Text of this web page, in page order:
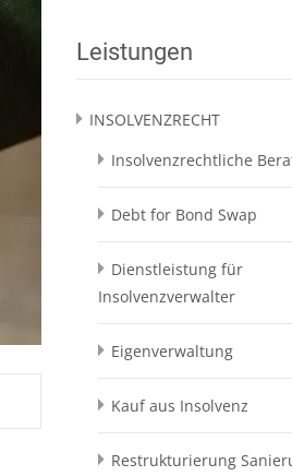
Leistungen
INSOLVENZRECHT
Insolvenzrechtliche
Debt for Bond Swap
Dienstleistung für
Insolvenzverwalter
Eigenverwaltung
Kauf aus Insolvenz
Restrukturierung